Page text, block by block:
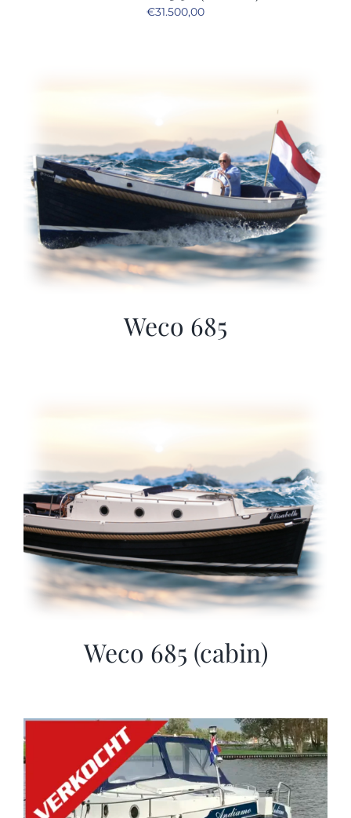
€31.500,00
Weco 685
Weco 685 (cabin)